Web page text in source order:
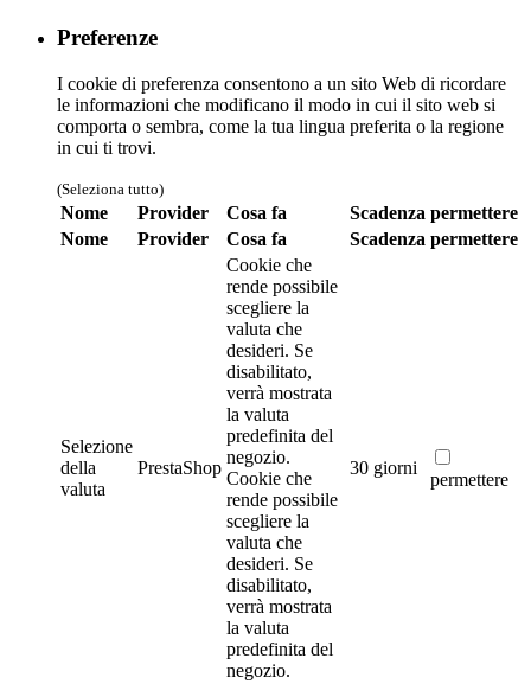
Preferenze
I cookie di preferenza consentono a un sito Web di ricordare
le informazioni che modificano il modo in cui il sito web si
comporta o sembra, come la tua lingua preferita o la regione
in cui ti trovi.
(Seleziona tutto)
Nome Provider Cosa fa Scadenza permettere
Nome
Provider Cosa fa Scadenza permettere
Selezione
della
valuta
PrestaShop
Cookie che
rende possibile
scegliere la
valuta che
desideri. Se
disabilitato,
verrà mostrata
la valuta
predefinita del
negozio.
Cookie che
rende possibile
scegliere la
valuta che
desideri. Se
disabilitato,
verrà mostrata
la valuta
predefinita del
negozio.
30 giorni
permettere